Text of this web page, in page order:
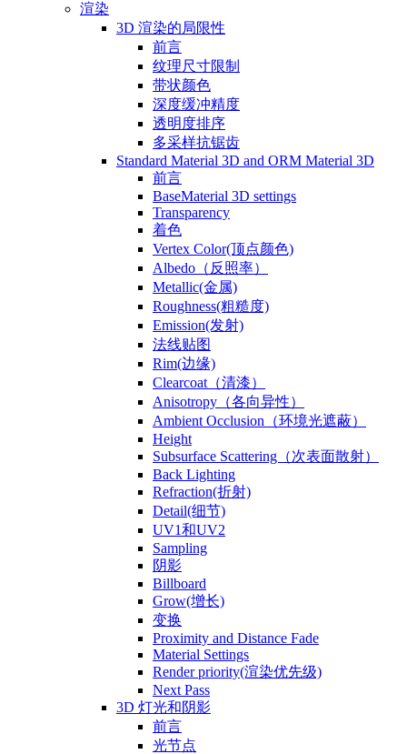
渲染
3D 渲染的局限性
前言
纹理尺寸限制
带状颜色
深度缓冲精度
透明度排序
多采样抗锯齿
Standard Material 3D and ORM Material 3D
前言
BaseMaterial 3D settings
Transparency
着色
Vertex Color(顶点颜色)
Albedo（反照率）
Metallic(金属)
Roughness(粗糙度)
Emission(发射)
法线贴图
Rim(边缘)
Clearcoat（清漆）
Anisotropy（各向异性）
Ambient Occlusion（环境光遮蔽）
Height
Subsurface Scattering（次表面散射）
Back Lighting
Refraction(折射)
Detail(细节)
UV1和UV2
Sampling
阴影
Billboard
Grow(增长)
变换
Proximity and Distance Fade
Material Settings
Render priority(渲染优先级)
Next Pass
3D 灯光和阴影
前言
光节点